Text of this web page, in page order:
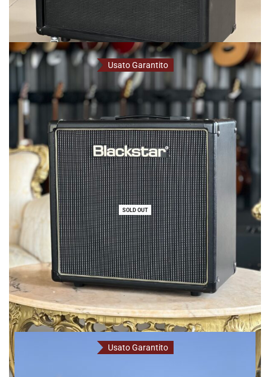
Amplificatori UsatoBlackstar
Usato Garantito
Blackstar Blackfire 412A
699,00€
SOLD OUT
BlackstarCasse Chitarra Usato
Usato Garantito